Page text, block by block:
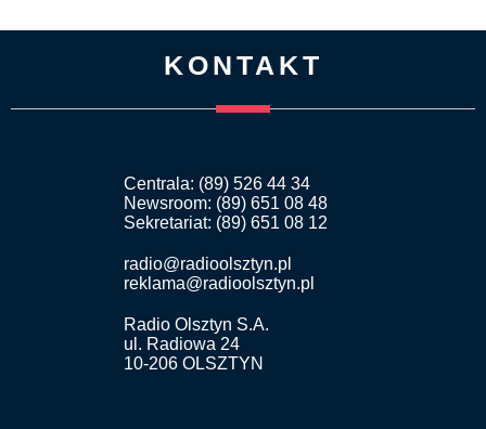
KONTAKT
Centrala: (89) 526 44 34
Newsroom: (89) 651 08 48
Sekretariat: (89) 651 08 12
radio@radioolsztyn.pl
reklama@radioolsztyn.pl
Radio Olsztyn S.A.
ul. Radiowa 24
10-206 OLSZTYN